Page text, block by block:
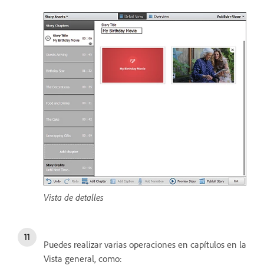
Vista de detalles
Puedes realizar varias operaciones en capítulos en la
Vista general, como: